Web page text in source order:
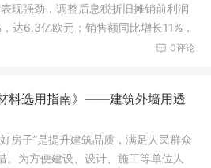
现强劲，调整后息税折旧摊销前利润
达6.3亿欧元；销售额同比增长11%，
0评论
材料选用指南》——建筑外墙用透
房子”是提升建筑品质，满足人民群众
。为方便建设、设计、施工等单位人